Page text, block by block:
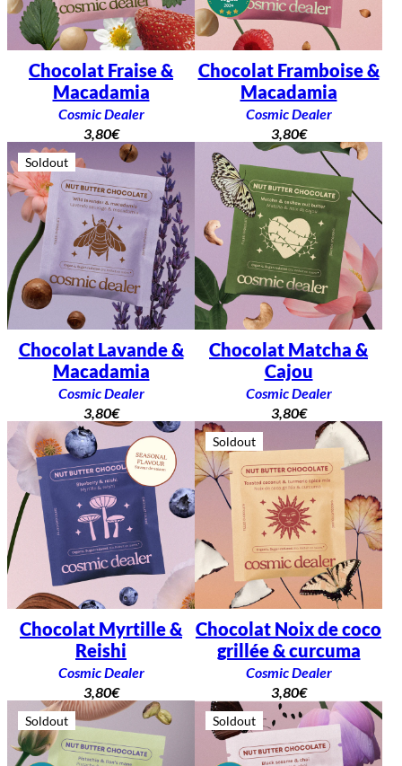
Chocolat Fraise &
Macadamia
Cosmic Dealer
3,80€
Chocolat Framboise &
Macadamia
Cosmic Dealer
3,80€
Soldout
Chocolat Lavande &
Macadamia
Cosmic Dealer
3,80€
Chocolat Matcha &
Cajou
Cosmic Dealer
3,80€
Chocolat Myrtille &
Reishi
Cosmic Dealer
3,80€
Soldout
Chocolat Noix de coco
grillée & curcuma
Cosmic Dealer
3,80€
Soldout Soldout